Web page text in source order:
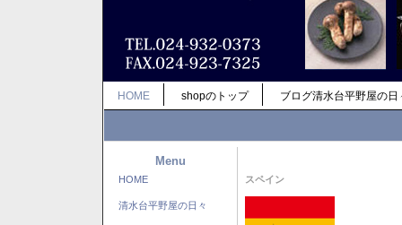
HOME shopのトップ ブログ清水台平野屋の日
Menu
HOME
清水台平野屋の日々
スペイン